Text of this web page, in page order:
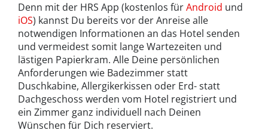
Denn mit der HRS App (kostenlos fürAndroid und
iOS) kannst Du bereits vor der Anreise alle
notwendigen Informationen an das Hotel senden
und vermeidest somit lange Wartezeiten und
lästigen Papierkram. Alle Deine persönlichen
Anforderungen wie Badezimmer statt
Duschkabine, Allergikerkissen oder Erd- statt
Dachgeschoss werden vom Hotel registriert und
ein Zimmer ganz individuell nach Deinen
Wünschen für Dich reserviert.